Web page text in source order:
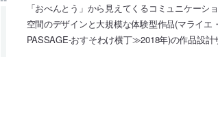
「おべんとう」から見えてくるコミュニケー
空間のデザインと大規模な体験型作品(マライ
PASSAGE-おすそわけ横丁≫2018年)の作品設計